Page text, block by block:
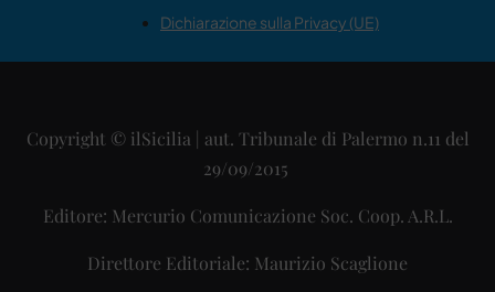
Dichiarazione sulla Privacy (UE)
Copyright © ilSicilia | aut. Tribunale di Palermo n.11 del
29/09/2015
Editore: Mercurio Comunicazione Soc. Coop. A.R.L.
Direttore Editoriale: Maurizio Scaglione